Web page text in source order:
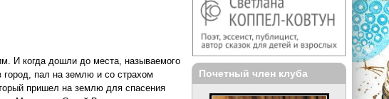
И когда дошли до места, называемого
пал на землю и со страхом
пришел на землю для спасения
Почетный член клуба